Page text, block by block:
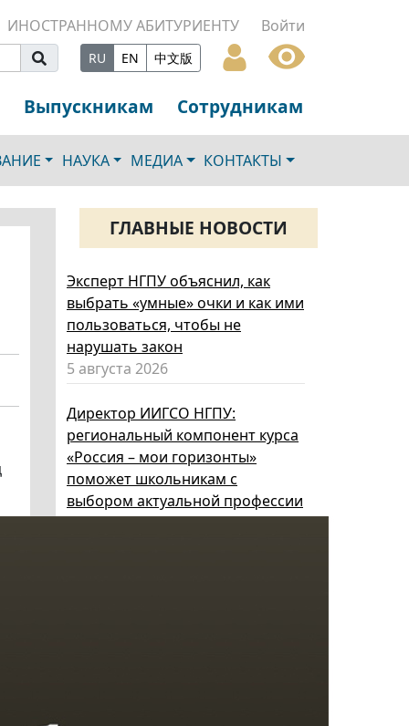
ИНОСТРАННОМУ АБИТУРИЕНТУ Войти
RU EN 中文版
Выпускникам Сотрудникам
НАУКА МЕДИА КОНТАКТЫ
ГЛАВНЫЕ НОВОСТИ
Эксперт НГПУ объяснил, как
выбрать «умные» очки и как ими
пользоваться, чтобы не
нарушать закон
5 августа 2026
Директор ИИГСО НГПУ:
региональный компонент курса
«Россия – мои горизонты»
поможет школьникам с
выбором актуальной профессии
5 августа 2026